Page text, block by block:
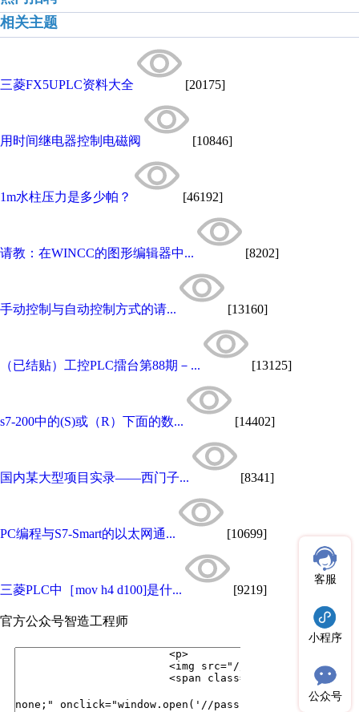
相关主题
三菱FX5UPLC资料大全 [20175]
用时间继电器控制电磁阀 [10846]
1m水柱压力是多少帕？ [46192]
请教：在WINCC的图形编辑器中... [8202]
手动控制与自动控制方式的请... [13160]
（已结贴）工控PLC擂台第88期－... [13125]
s7-200中的(S)或（R）下面的数... [14402]
国内某大型项目实录——西门子... [8341]
PC编程与S7-Smart的以太网通... [10699]
三菱PLC中［mov h4 d100]是什... [9219]
官方公众号智造工程师
客服
小程序
公众号